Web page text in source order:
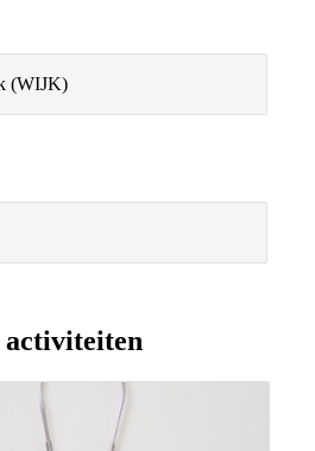
(WIJK)